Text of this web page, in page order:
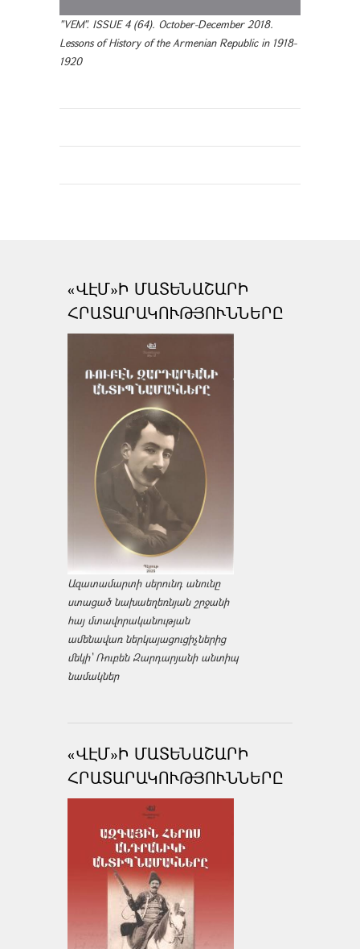
"VEM". ISSUE 4 (64). October-December 2018.
Lessons of History of the Armenian Republic in 1918-
1920
«ՎԷՄ»Ի ՄԱՏԵՆԱՇԱՐԻ
ՀՐԱՏԱՐԱԿՈՒԹՅՈՒՆՆԵՐԸ
Ազատամարտի սերունդ անունը
ստացած նախաեղեռնյան շրջանի
հայ մտավորականության
ամենավառ ներկայացուցիչներից
մեկի՝ Ռուբեն Զարդարյանի անտիպ
նամակներ
«ՎԷՄ»Ի ՄԱՏԵՆԱՇԱՐԻ
ՀՐԱՏԱՐԱԿՈՒԹՅՈՒՆՆԵՐԸ